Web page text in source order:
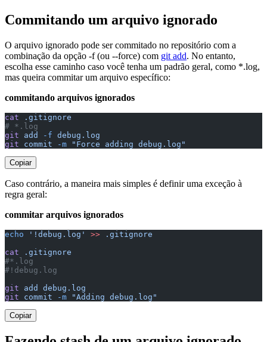
Commitando um arquivo ignorado
O arquivo ignorado pode ser commitado no repositório com a
combinação da opção -f (ou --force) com git add. No entanto,
escolha esse caminho caso você tenha um padrão geral, como *.log,
mas queira commitar um arquivo específico:
commitando arquivos ignorados
cat .gitignore
# *.log
git add -f debug.log
git commit -m "Force adding debug.log"
Copiar
Caso contrário, a maneira mais simples é definir uma exceção à
regra geral:
commitar arquivos ignorados
echo '!debug.log' >> .gitignore
cat .gitignore
#*.log
#!debug.log
git add
debug.log
git commit -m "Adding debug.log"
Copiar